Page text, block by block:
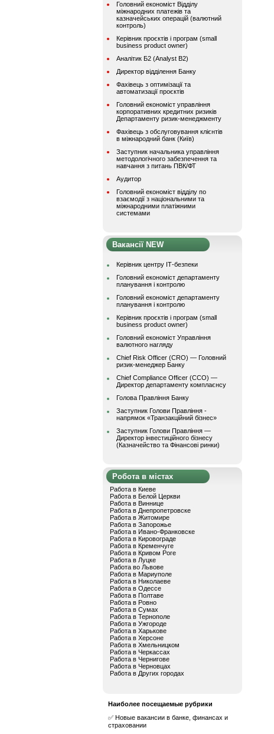
Головний економіст Відділу
міжнародних платежів та
казначейських операцій (валютний
контроль)
Керівник проєктів і програм (small
business product owner)
Аналітик Б2 (Analyst B2)
Директор відділення Банку
Фахівець з оптимізації та
автоматизації проєктів
Головний економіст управління
корпоративних кредитних ризиків
Департаменту ризик-менеджменту
Фахівець з обслуговування клієнтів
в міжнародний банк (Київ)
Заступник начальника управління
методологічного забезпечення та
навчання з питань ПВК/ФТ
Аудитор
Головний економіст відділу по
взаємодії з національними та
міжнародними платіжними
системами
Вакансії NEW
Керівник центру ІТ-безпеки
Головний економіст департаменту
планування і контролю
Головний економіст департаменту
планування і контролю
Керівник проєктів і програм (small
business product owner)
Головний економіст Управління
валютного нагляду
Chief Risk Officer (CRO) — Головний
ризик-менеджер Банку
Chief Compliance Officer (CCO) —
Директор департаменту комплаєнсу
Голова Правління Банку
Заступник Голови Правління -
напрямок «Транзакційний бізнес»
Заступник Голови Правління —
Директор інвестиційного бізнесу
(Казначейство та Фінансові ринки)
Робота в містах
Работа в Киеве
Работа в Белой Церкви
Работа в Виннице
Работа в Днепропетровске
Работа в Житомире
Работа в Запорожье
Работа в Ивано-Франковске
Работа в Кировограде
Работа в Кременчуге
Работа в Кривом Роге
Работа в Луцке
Работа во Львове
Работа в Мариуполе
Работа в Николаеве
Работа в Одессе
Работа в Полтаве
Работа в Ровно
Работа в Сумах
Работа в Тернополе
Работа в Ужгороде
Работа в Харькове
Работа в Херсоне
Работа в Хмельницком
Работа в Черкассах
Работа в Чернигове
Работа в Черновцах
Работа в Других городах
Наиболее посещаемые рубрики
✅ Новые вакансии в банке, финансах и
страховании